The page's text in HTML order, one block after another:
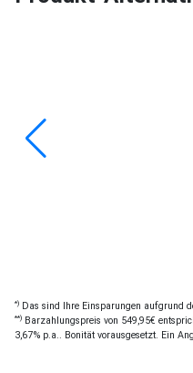
*) Das sind Ihre Einsparungen aufgrund
**) Barzahlungspreis von 549,95€
3,67% p.a.. Bonität vorausgesetzt. Ein